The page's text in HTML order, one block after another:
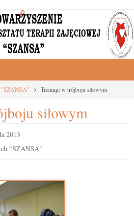
"SZANSA" Treningi w trójboju siłowym
siłowym
2013
"SZANSA"